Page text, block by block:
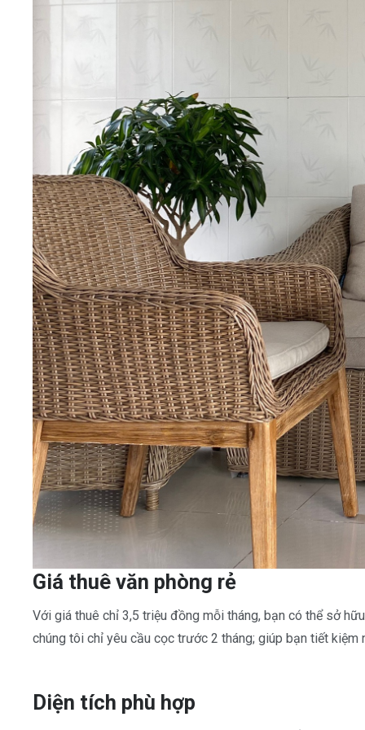
Giá thuê văn phòng rẻ
Với giá thuê chỉ 3,5 triệu đồng mỗi tháng, bạn có thể sở
chúng tôi chỉ yêu cầu cọc trước 2 tháng; giúp bạn tiết kiệm
Diện tích phù hợp